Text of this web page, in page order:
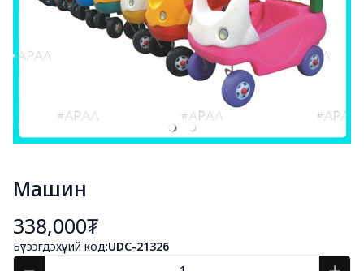
Машин
338,000₮
Бүтээгдэхүүний код:UDC-21326